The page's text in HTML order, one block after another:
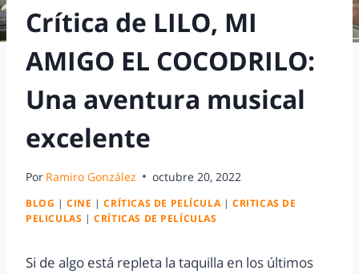
Crítica de LILO, MI
AMIGO EL COCODRILO:
Una aventura musical
excelente
Por Ramiro González octubre 20, 2022
BLOG |CINE |CRÍTICAS DE PELÍCULA |CRITICAS DE
PELICULAS |CRÍTICAS DE PELÍCULAS
Si de algo está repleta la taquilla en los últimos